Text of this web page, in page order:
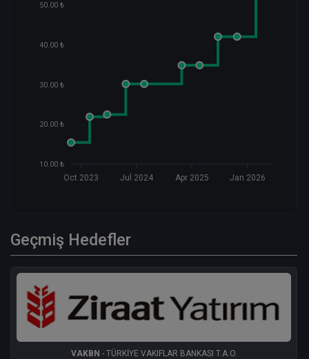
50.00 ₺
40.00 ₺
30.00 ₺
20.00 ₺
10.00 ₺
Oct 2023 Jul 2024 Apr 2025 Jan 2026
Geçmiş Hedefler
VAKBN - TÜRKİYE VAKIFLAR BANKASI T.A.O.